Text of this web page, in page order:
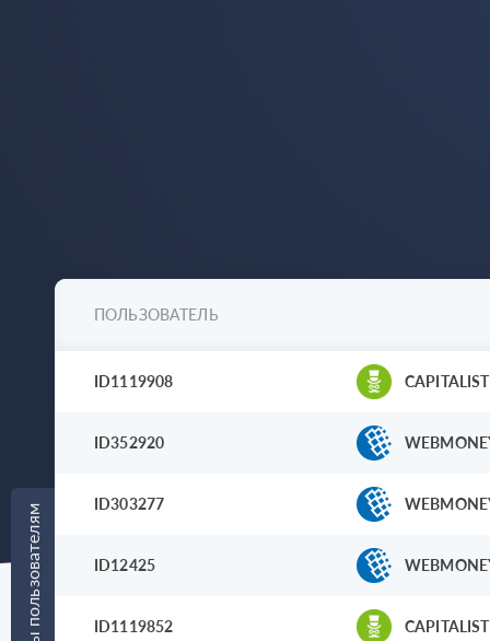
ПОЛЬЗОВАТЕЛЬ
ID1119908 CAPITALIST
ID352920
ID303277
ID12425
ID1119852 CAPITALIST